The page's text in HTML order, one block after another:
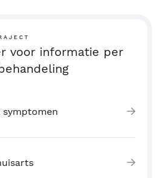
voor informatie per
symptomen